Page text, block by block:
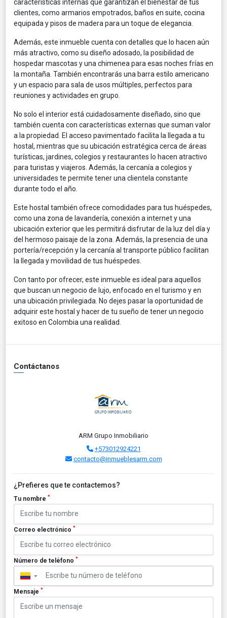
características internas que garantizan el bienestar de tus
clientes, como armarios empotrados, baños en suite, cocina
equipada y pisos de madera para un toque de elegancia.
Además, este inmueble cuenta con detalles que lo hacen aún
más atractivo, como su diseño adosado, la posibilidad de
hospedar mascotas y una chimenea para esas noches frías en
la montaña. También encontrarás una barra estilo americano
y un espacio para sala de usos múltiples, perfectos para
reuniones y actividades en grupo.
No solo el interior está cuidadosamente diseñado, sino que
también cuenta con características externas que suman valor
a la propiedad. El acceso pavimentado facilita la llegada a tu
hostal, mientras que su ubicación estratégica cerca de áreas
turísticas, jardines, colegios y restaurantes lo hacen atractivo
para turistas y viajeros. Además, la cercanía a colegios y
universidades te permite tener una clientela constante
durante todo el año.
Este hostal también ofrece comodidades para tus huéspedes,
como una zona de lavandería, conexión a internet y una
ubicación exterior que les permitirá disfrutar de la luz del día y
del hermoso paisaje de la zona. Además, la presencia de una
portería/recepción y la cercanía al transporte público facilitan
la llegada y movilidad de tus huéspedes.
Con tanto por ofrecer, este inmueble es ideal para aquellos
que buscan un negocio de lujo, enfocado en el turismo y en
una ubicación privilegiada. No dejes pasar la oportunidad de
adquirir este hostal y hacer de tu sueño de tener un negocio
exitoso en Colombia una realidad.
Contáctanos
ARM Grupo Inmobiliario
+573012924221
contacto@inmueblesarm.com
¿Prefieres que te contactemos?
Tu nombre *
Correo electrónico *
Número de teléfono *
▼
Mensaje *